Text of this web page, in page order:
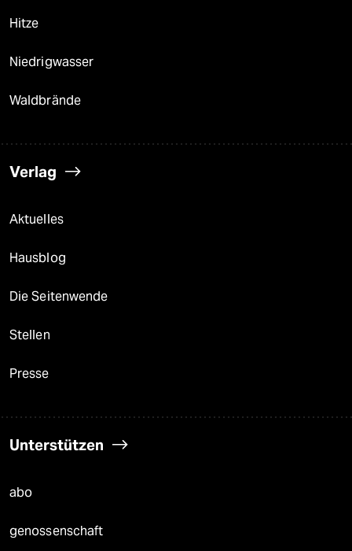
Hitze
Niedrigwasser
Waldbrände
Verlag
Aktuelles
Hausblog
Die Seitenwende
Stellen
Presse
Unterstützen
abo
genossenschaft